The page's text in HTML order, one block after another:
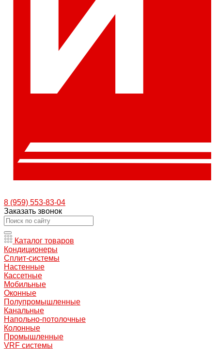
8 (959) 553-83-04
Заказать звонок
Каталог товаров
Кондиционеры
Сплит-системы
Настенные
Кассетные
Мобильные
Оконные
Полупромышленные
Канальные
Напольно-потолочные
Колонные
Промышленные
VRF системы